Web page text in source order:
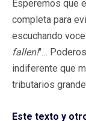
Esperemos que
completa para
escuchando
fallen!"…
indiferente que
tributarios
Este texto y